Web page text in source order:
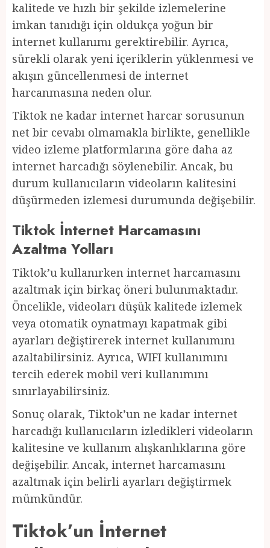
kalitede ve hızlı bir şekilde izlemelerine
imkan tanıdığı için oldukça yoğun bir
internet kullanımı gerektirebilir. Ayrıca,
sürekli olarak yeni içeriklerin yüklenmesi ve
akışın güncellenmesi de internet
harcanmasına neden olur.
Tiktok ne kadar internet harcar sorusunun
net bir cevabı olmamakla birlikte, genellikle
video izleme platformlarına göre daha az
internet harcadığı söylenebilir. Ancak, bu
durum kullanıcıların videoların kalitesini
düşürmeden izlemesi durumunda değişebilir.
Tiktok İnternet Harcamasını
Azaltma Yolları
Tiktok’u kullanırken internet harcamasını
azaltmak için birkaç öneri bulunmaktadır.
Öncelikle, videoları düşük kalitede izlemek
veya otomatik oynatmayı kapatmak gibi
ayarları değiştirerek internet kullanımını
azaltabilirsiniz. Ayrıca, WIFI kullanımını
tercih ederek mobil veri kullanımını
sınırlayabilirsiniz.
Sonuç olarak, Tiktok’un ne kadar internet
harcadığı kullanıcıların izledikleri videoların
kalitesine ve kullanım alışkanlıklarına göre
değişebilir. Ancak, internet harcamasını
azaltmak için belirli ayarları değiştirmek
mümkündür.
Tiktok’un İnternet